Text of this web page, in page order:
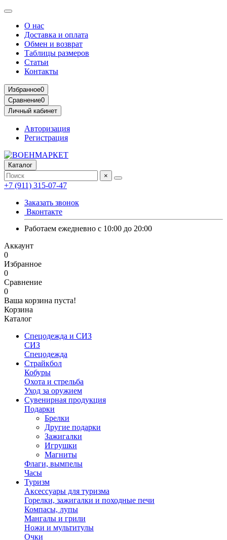
О нас
Доставка и оплата
Обмен и возврат
Таблицы размеров
Статьи
Контакты
Избранное0
Сравнение0
Личный кабинет
Авторизация
Регистрация
Каталог
×
+7 (911) 315-07-47
Заказать звонок
Вконтакте
Работаем ежедневно с 10:00 до 20:00
Аккаунт
0
Избранное
0
Сравнение
0
Ваша корзина пуста!
Корзина
Каталог
Спецодежда и СИЗ
СИЗ
Спецодежда
Страйкбол
Кобуры
Охота и стрельба
Уход за оружием
Сувенирная продукция
Подарки
Брелки
Другие подарки
Зажигалки
Игрушки
Магниты
Флаги, вымпелы
Часы
Туризм
Аксессуары для туризма
Горелки, зажигалки и походные печи
Компасы, лупы
Мангалы и грили
Ножи и мультитулы
Очки